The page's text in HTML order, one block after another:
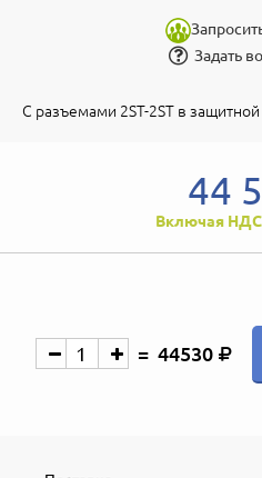
Задать
С разъемами 2ST-2ST в
44
Включая НДС
44530